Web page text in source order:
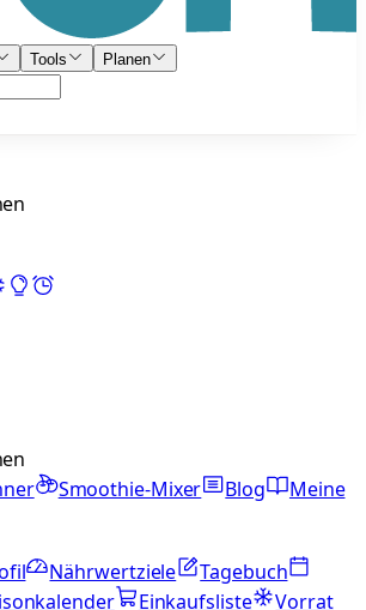
Tools Planen
Smoothie-Mixer Blog
Meine
Nährwertziele
Tagebuch
Einkaufsliste
Vorrat